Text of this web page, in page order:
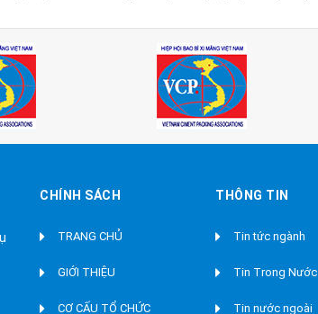
CHÍNH SÁCH
TRANG CHỦ
GIỚI THIỆU
CƠ CẤU TỔ CHỨC
THÔNG TIN
Tin tức ngành
Tin Trong Nước
Tin nước ngoài